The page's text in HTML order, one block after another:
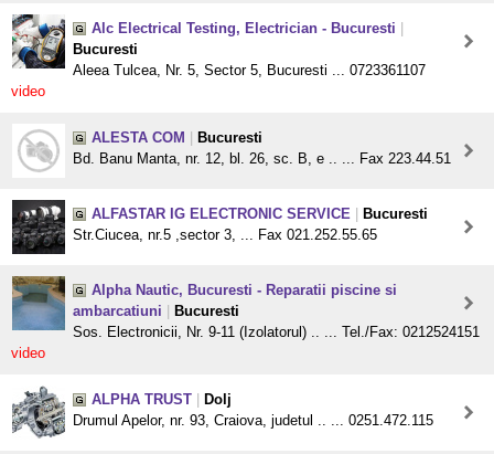
Alc Electrical Testing, Electrician - Bucuresti
Bucuresti
Aleea Tulcea, Nr. 5, Sector 5, Bucuresti ... 0723361107
video
ALESTA COM
Bucuresti
Bd. Banu Manta, nr. 12, bl. 26, sc. B, e .. ... Fax 223.44.51
ALFASTAR IG ELECTRONIC SERVICE
Bucuresti
Str.Ciucea, nr.5 ,sector 3, ... Fax 021.252.55.65
Alpha Nautic, Bucuresti - Reparatii piscine si
ambarcatiuni
Bucuresti
Sos. Electronicii, Nr. 9-11 (Izolatorul) .. ... Tel./Fax: 0212524151
video
ALPHA TRUST
Dolj
Drumul Apelor, nr. 93, Craiova, judetul .. ... 0251.472.115